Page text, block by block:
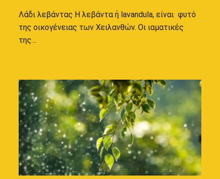
Λάδι λεβάντας Η λεβάντα ή lavandula, είναι φυτό
της οικογένειας των Χειλανθών. Οι ιαματικές
της…